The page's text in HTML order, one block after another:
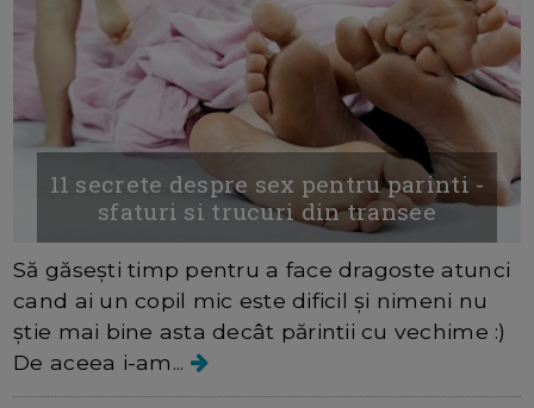
11 secrete despre sex pentru parinti -
sfaturi si trucuri din transee
Să găsești timp pentru a face dragoste atunci
cand ai un copil mic este dificil și nimeni nu
știe mai bine asta decât părintii cu vechime :)
De aceea i-am...